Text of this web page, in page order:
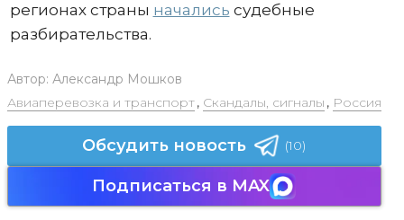
регионах страны начались судебные
разбирательства.
Автор: Александр Мошков
Авиаперевозка и транспорт, Скандалы, сигналы , Россия
Обсудить новость (10)
Подписаться в MAX